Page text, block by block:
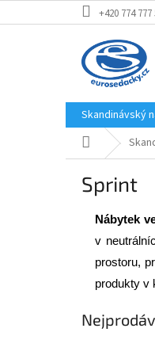
na
+420 774 777
Skandinávský
Domů
Sprint
Nábytek
v
prostoru,
produkty v